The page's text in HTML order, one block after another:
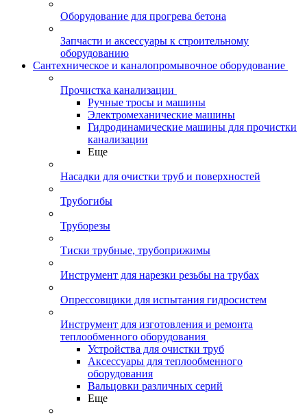
Оборудование для прогрева бетона
Запчасти и аксессуары к строительному
оборудованию
Сантехническое и каналопромывочное оборудование
Прочистка канализации
Ручные тросы и машины
Электромеханические машины
Гидродинамические машины для прочистки
канализации
Еще
Насадки для очистки труб и поверхностей
Трубогибы
Труборезы
Тиски трубные, трубоприжимы
Инструмент для нарезки резьбы на трубах
Опрессовщики для испытания гидросистем
Инструмент для изготовления и ремонта
теплообменного оборудования
Устройства для очистки труб
Аксессуары для теплообменного
оборудования
Вальцовки различных серий
Еще